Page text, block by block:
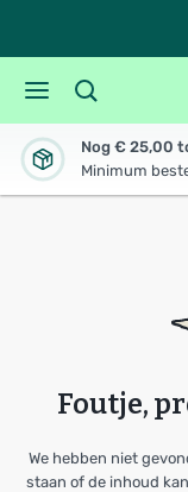
Nog € 25,00
Minimum
Foutje,
We hebben niet
staan of de inhoud